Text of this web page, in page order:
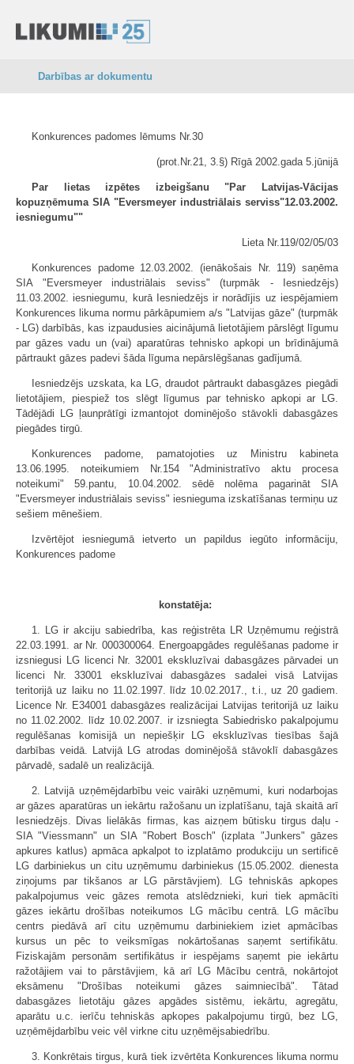
Darbības ar dokumentu
Konkurences padomes lēmums Nr.30
(prot.Nr.21, 3.§) Rīgā 2002.gada 5.jūnijā
Par lietas izpētes izbeigšanu "Par Latvijas-Vācijas
kopuzņēmuma SIA "Eversmeyer industriālais serviss"12.03.2002.
iesniegumu""
Lieta Nr.119/02/05/03
Konkurences padome 12.03.2002. (ienākošais Nr. 119) saņēma
SIA "Eversmeyer industriālais seviss" (turpmāk - Iesniedzējs)
11.03.2002. iesniegumu, kurā Iesniedzējs ir norādījis uz iespējamiem
Konkurences likuma normu pārkāpumiem a/s "Latvijas gāze" (turpmāk
- LG) darbībās, kas izpaudusies aicinājumā lietotājiem pārslēgt līgumu
par gāzes vadu un (vai) aparatūras tehnisko apkopi un brīdinājumā
pārtraukt gāzes padevi šāda līguma nepārslēgšanas gadījumā.
Iesniedzējs uzskata, ka LG, draudot pārtraukt dabasgāzes piegādi
lietotājiem, piespiež tos slēgt līgumus par tehnisko apkopi ar LG.
Tādējādi LG ļaunprātīgi izmantojot dominējošo stāvokli dabasgāzes
piegādes tirgū.
Konkurences padome, pamatojoties uz Ministru kabineta
13.06.1995. noteikumiem Nr.154 "Administratīvo aktu procesa
noteikumi" 59.pantu, 10.04.2002. sēdē nolēma pagarināt SIA
"Eversmeyer industriālais seviss" iesnieguma izskatīšanas termiņu uz
sešiem mēnešiem.
Izvērtējot iesniegumā ietverto un papildus iegūto informāciju,
Konkurences padome
konstatēja:
1. LG ir akciju sabiedrība, kas reģistrēta LR Uzņēmumu reģistrā
22.03.1991. ar Nr. 000300064. Energoapgādes regulēšanas padome ir
izsniegusi LG licenci Nr. 32001 ekskluzīvai dabasgāzes pārvadei un
licenci Nr. 33001 ekskluzīvai dabasgāzes sadalei visā Latvijas
teritorijā uz laiku no 11.02.1997. līdz 10.02.2017., t.i., uz 20 gadiem.
Licence Nr. E34001 dabasgāzes realizācijai Latvijas teritorijā uz laiku
no 11.02.2002. līdz 10.02.2007. ir izsniegta Sabiedrisko pakalpojumu
regulēšanas komisijā un nepiešķir LG ekskluzīvas tiesības šajā
darbības veidā. Latvijā LG atrodas dominējošā stāvoklī dabasgāzes
pārvadē, sadalē un realizācijā.
2. Latvijā uzņēmējdarbību veic vairāki uzņēmumi, kuri nodarbojas
ar gāzes aparatūras un iekārtu ražošanu un izplatīšanu, tajā skaitā arī
Iesniedzējs. Divas lielākās firmas, kas aizņem būtisku tirgus daļu -
SIA "Viessmann" un SIA "Robert Bosch" (izplata "Junkers" gāzes
apkures katlus) apmāca apkalpot to izplatāmo produkciju un sertificē
LG darbiniekus un citu uzņēmumu darbiniekus (15.05.2002. dienesta
ziņojums par tikšanos ar LG pārstāvjiem). LG tehniskās apkopes
pakalpojumus veic gāzes remota atslēdznieki, kuri tiek apmācīti
gāzes iekārtu drošības noteikumos LG mācību centrā. LG mācību
centrs piedāvā arī citu uzņēmumu darbiniekiem iziet apmācības
kursus un pēc to veiksmīgas nokārtošanas saņemt sertifikātu.
Fiziskajām personām sertifikātus ir iespējams saņemt pie iekārtu
ražotājiem vai to pārstāvjiem, kā arī LG Mācību centrā, nokārtojot
eksāmenu "Drošības noteikumi gāzes saimniecībā". Tātad
dabasgāzes lietotāju gāzes apgādes sistēmu, iekārtu, agregātu,
aparātu u.c. ierīču tehniskās apkopes pakalpojumu tirgū, bez LG,
uzņēmējdarbību veic vēl virkne citu uzņēmējsabiedrību.
3. Konkrētais tirgus, kurā tiek izvērtēta Konkurences likuma normu